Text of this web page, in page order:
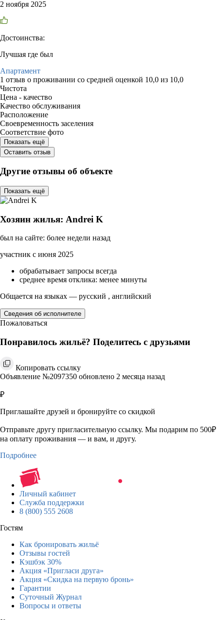
2 ноября 2025
Достоинства:
Лучшая где был
Апартамент
1 отзыв о проживании со средней оценкой 10,0 из 10,0
Чистота
Цена - качество
Качество обслуживания
Расположение
Своевременность заселения
Соответствие фото
Показать ещё
Оставить отзыв
Другие отзывы об объекте
Показать ещё
Хозяин жилья: Andrei K
был на сайте: более недели назад
участник с июня 2025
обрабатывает запросы всегда
среднее время отклика: менее минуты
Общается на языках — русский , английский
Сведения об исполнителе
Пожаловаться
Понравилось жильё? Поделитесь с друзьями
Копировать ссылку
Объявление №2097350 обновлено 2 месяца назад
₽
Приглашайте друзей и бронируйте со скидкой
Отправьте другу пригласительную ссылку. Мы подарим по 500₽
на оплату проживания — и вам, и другу.
Подробнее
Личный кабинет
Служба поддержки
8 (800) 555 2608
Гостям
Как бронировать жильё
Отзывы гостей
Кэшбэк 30%
Акция «Пригласи друга»
Акция «Скидка на первую бронь»
Гарантии
Суточный Журнал
Вопросы и ответы